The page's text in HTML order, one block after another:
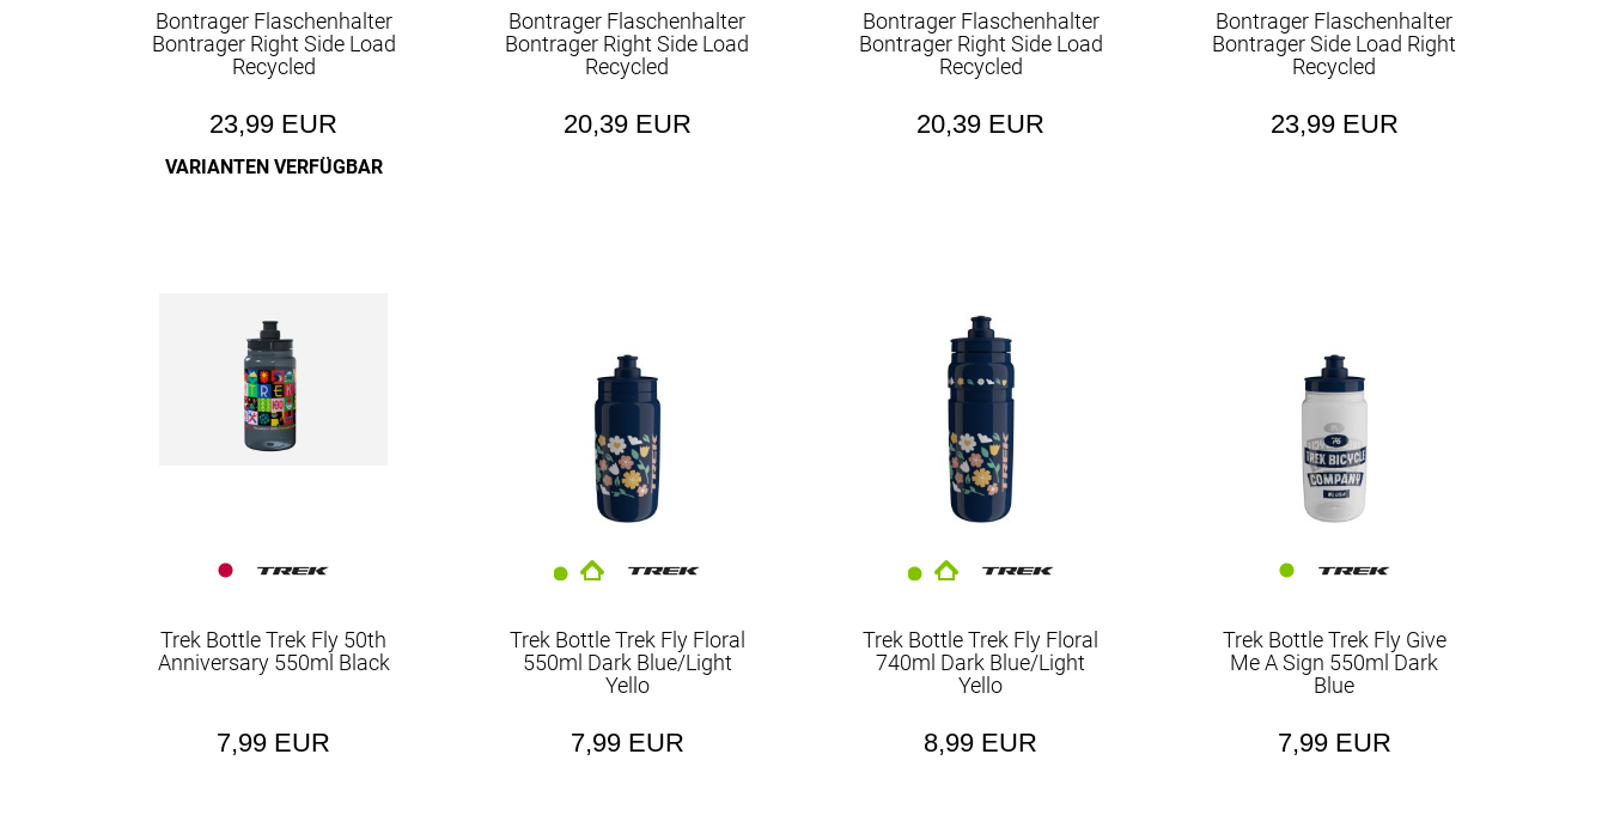
Bontrager Flaschenhalter
Bontrager Right Side Load
Recycled
23,99 EUR
VARIANTEN VERFÜGBAR
Bontrager Flaschenhalter
Bontrager Right Side Load
Recycled
20,39 EUR
Bontrager Flaschenhalter
Bontrager Right Side Load
Recycled
20,39 EUR
Bontrager Flaschenhalter
Bontrager Side Load Right
Recycled
23,99 EUR
Trek Bottle Trek Fly 50th
Anniversary 550ml Black
7,99 EUR
Trek Bottle Trek Fly Floral
550ml Dark Blue/Light
Yello
7,99 EUR
Trek Bottle Trek Fly Floral
740ml Dark Blue/Light
Yello
8,99 EUR
Trek Bottle Trek Fly Give
Me A Sign 550ml Dark
Blue
7,99 EUR